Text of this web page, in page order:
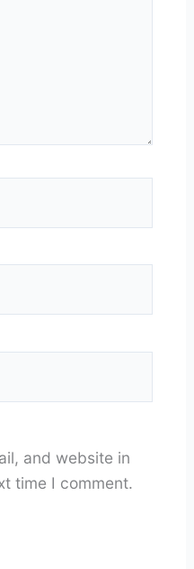
and website in
time I comment.